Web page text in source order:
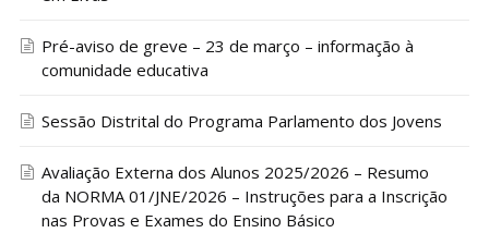
Pré-aviso de greve – 23 de março – informação à
comunidade educativa
Sessão Distrital do Programa Parlamento dos Jovens
Avaliação Externa dos Alunos 2025/2026 – Resumo
da NORMA 01/JNE/2026 – Instruções para a Inscrição
nas Provas e Exames do Ensino Básico